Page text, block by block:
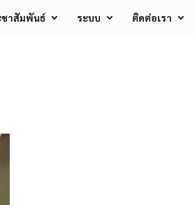
าสัมพันธ์ ระบบ ติดต่อเรา